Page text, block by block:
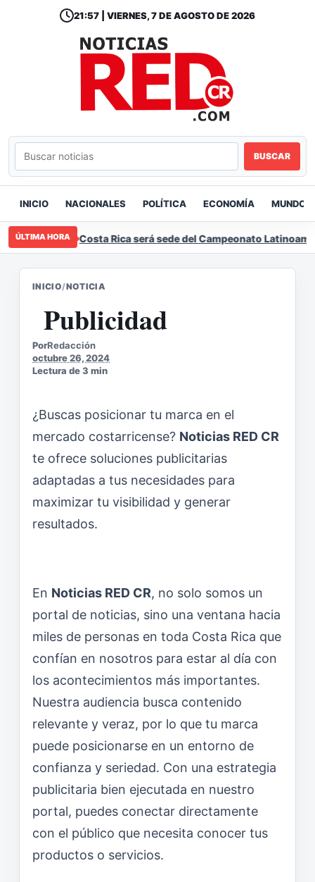
21:57 | VIERNES, 7 DE AGOSTO DE 2026
BUSCAR
INICIO NACIONALES POLÍTICA ECONOMÍA MUNDO
ÚLTIMA HORACosta Rica será sede del Campeonato
INICIO/NOTICIA
Publicidad
PorRedacción
octubre 26, 2024
Lectura de 3 min
¿Buscas posicionar tu marca en el
mercado costarricense? Noticias RED CR
te ofrece soluciones publicitarias
adaptadas a tus necesidades para
maximizar tu visibilidad y generar
resultados.
En Noticias RED CR, no solo somos un
portal de noticias, sino una ventana hacia
miles de personas en toda Costa Rica que
confían en nosotros para estar al día con
los acontecimientos más importantes.
Nuestra audiencia busca contenido
relevante y veraz, por lo que tu marca
puede posicionarse en un entorno de
confianza y seriedad. Con una estrategia
publicitaria bien ejecutada en nuestro
portal, puedes conectar directamente
con el público que necesita conocer tus
productos o servicios.